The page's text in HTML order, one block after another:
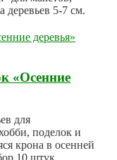
деревьев 5-7 см.
«Осенние
для
поделок и
крона в осенней